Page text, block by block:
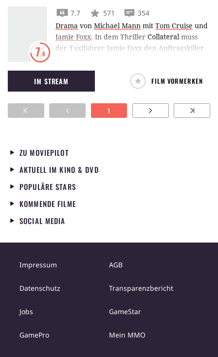
7.4
7.7 571
354
Drama von Michael Mann mit Tom Cruise und
Jamie Foxx. In dem Thriller Collateralmuss
der Taxifahrer Jamie Foxx den Auftragskiller
kutschieren. Was tut man nicht alles für 600
Dollar?!
IM STREAM FILM VORMERKEN
1
ZU MOVIEPILOT
AKTUELL IM KINO & DVD
POPULÄRE STARS
KOMMENDE FILME
SOCIAL MEDIA
Impressum AGB
Datenschutz Transparenzbericht
Jobs GameStar
GamePro Mein MMO